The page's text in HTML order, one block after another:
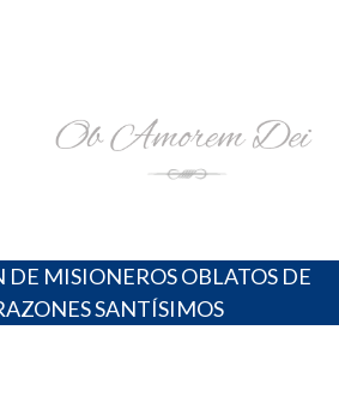
Advocaciones Marianas,
y más
MISIONEROS OBLATOS DE
SANTÍSIMOS